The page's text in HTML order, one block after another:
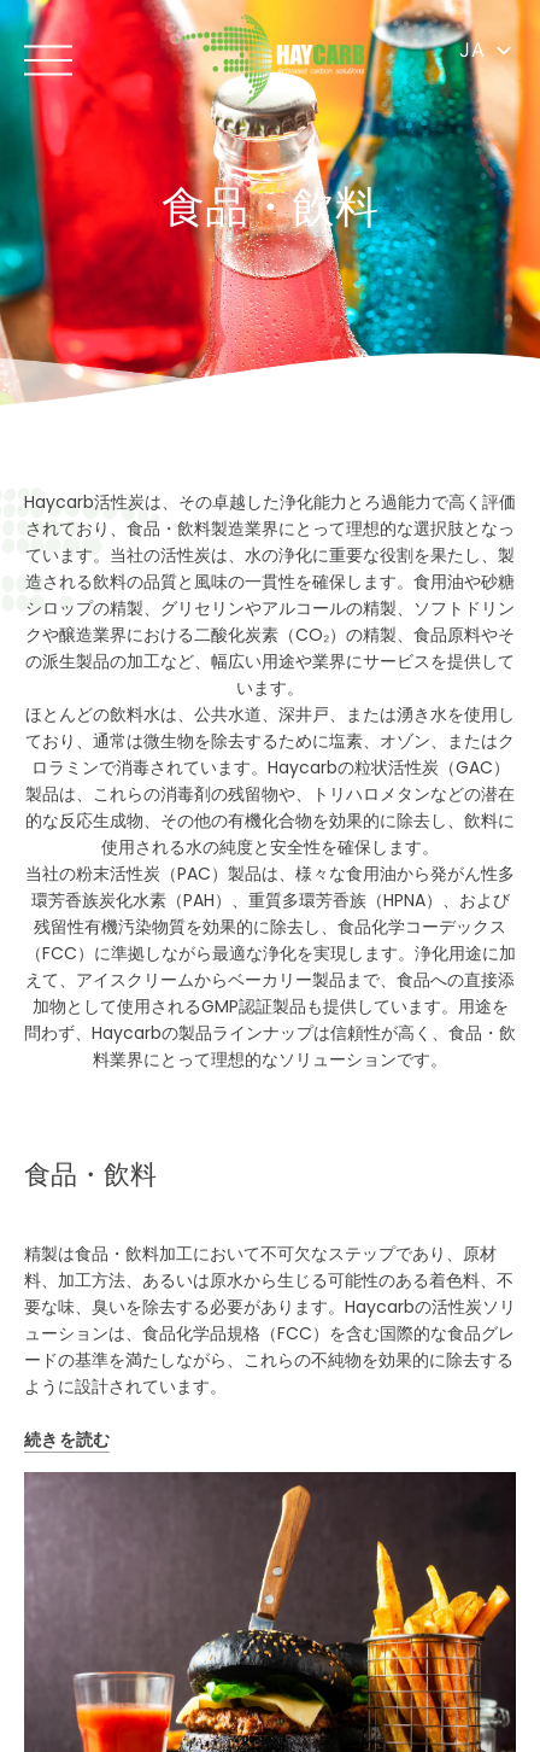
JA
食品・飲料
Haycarb活性炭は、その卓越した浄化能力とろ過能力で高く評価
されており、食品・飲料製造業界にとって理想的な選択肢となっ
ています。当社の活性炭は、水の浄化に重要な役割を果たし、製
造される飲料の品質と風味の一貫性を確保します。食用油や砂糖
シロップの精製、グリセリンやアルコールの精製、ソフトドリン
クや醸造業界における二酸化炭素（CO₂）の精製、食品原料やそ
の派生製品の加工など、幅広い用途や業界にサービスを提供して
います。
ほとんどの飲料水は、公共水道、深井戸、または湧き水を使用し
ており、通常は微生物を除去するために塩素、オゾン、またはク
ロラミンで消毒されています。Haycarbの粒状活性炭（GAC）
製品は、これらの消毒剤の残留物や、トリハロメタンなどの潜在
的な反応生成物、その他の有機化合物を効果的に除去し、飲料に
使用される水の純度と安全性を確保します。
当社の粉末活性炭（PAC）製品は、様々な食用油から発がん性多
環芳香族炭化水素（PAH）、重質多環芳香族（HPNA）、および
残留性有機汚染物質を効果的に除去し、食品化学コーデックス
（FCC）に準拠しながら最適な浄化を実現します。浄化用途に加
えて、アイスクリームからベーカリー製品まで、食品への直接添
加物として使用されるGMP認証製品も提供しています。用途を
問わず、Haycarbの製品ラインナップは信頼性が高く、食品・飲
料業界にとって理想的なソリューションです。
食品・飲料
精製は食品・飲料加工において不可欠なステップであり、原材
料、加工方法、あるいは原水から生じる可能性のある着色料、不
要な味、臭いを除去する必要があります。Haycarbの活性炭ソリ
ューションは、食品化学品規格（FCC）を含む国際的な食品グレ
ードの基準を満たしながら、これらの不純物を効果的に除去する
ように設計されています。
続きを読む